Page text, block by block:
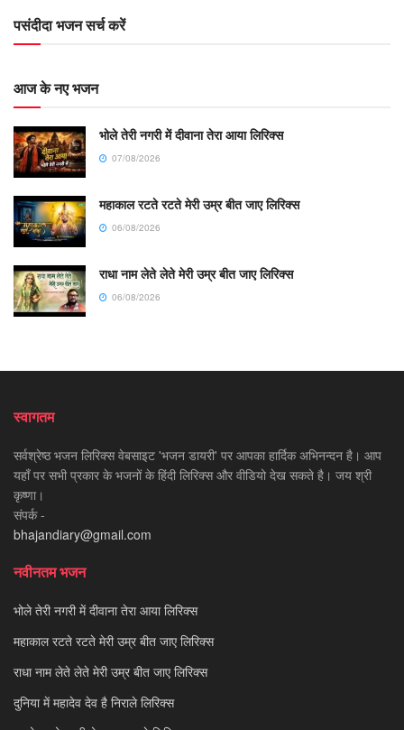
पसंदीदा भजन सर्च करें
आज के नए भजन
भोले तेरी नगरी में दीवाना तेरा आया लिरिक्स
07/08/2026
महाकाल रटते रटते मेरी उम्र बीत जाए लिरिक्स
06/08/2026
राधा नाम लेते लेते मेरी उम्र बीत जाए लिरिक्स
06/08/2026
स्वागतम
सर्वश्रेष्ठ भजन लिरिक्स वेबसाइट 'भजन डायरी' पर आपका हार्दिक अभिनन्दन है। आप
यहाँ पर सभी प्रकार के भजनों के हिंदी लिरिक्स और वीडियो देख सकते है। जय श्री
कृष्णा।
संपर्क -
bhajandiary@gmail.com
नवीनतम भजन
भोले तेरी नगरी में दीवाना तेरा आया लिरिक्स
महाकाल रटते रटते मेरी उम्र बीत जाए लिरिक्स
राधा नाम लेते लेते मेरी उम्र बीत जाए लिरिक्स
दुनिया में महादेव देव है निराले लिरिक्स